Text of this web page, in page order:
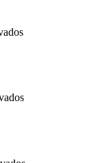
en
aen